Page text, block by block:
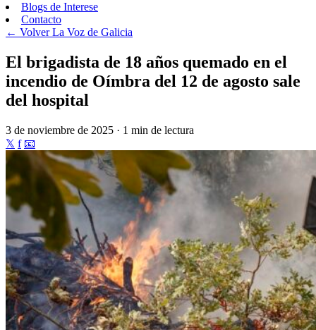
Blogs de Interese
Contacto
← VolverLa Voz de Galicia
El brigadista de 18 años quemado en el
incendio de Oímbra del 12 de agosto sale
del hospital
3 de noviembre de 2025 · 1 min de lectura
𝕏 f 📧